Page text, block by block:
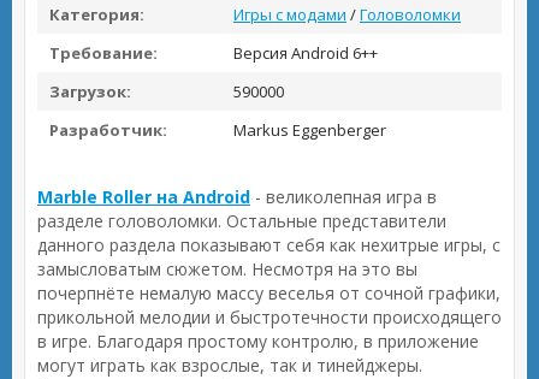
Категория:
Игры с модами /Головоломки
Требование:
Версия Android 6++
Загрузок:
590000
Разработчик:
Markus Eggenberger
Marble Roller на Android - великолепная игра в
разделе головоломки. Остальные представители
данного раздела показывают себя как нехитрые игры, с
замысловатым сюжетом. Несмотря на это вы
почерпнёте немалую массу веселья от сочной графики,
прикольной мелодии и быстротечности происходящего
в игре. Благодаря простому контролю, в приложение
могут играть как взрослые, так и тинейджеры.